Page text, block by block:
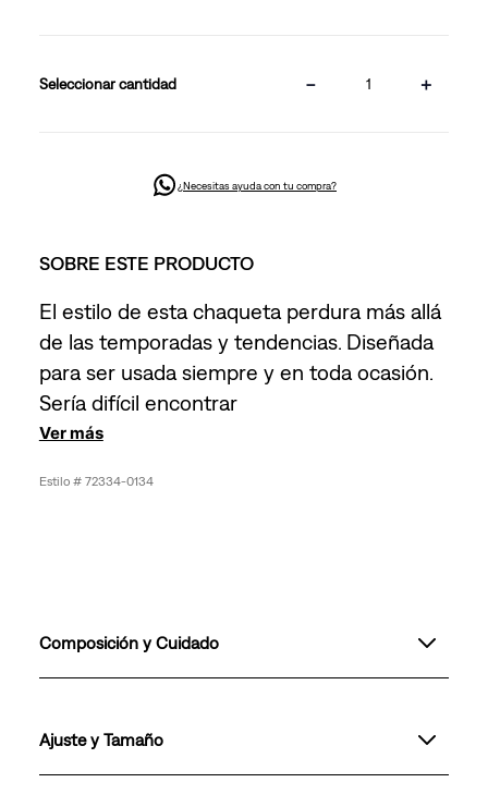
cantidad ＋
－
¿Necesitas ayuda con tu compra?
SOBRE ESTE PRODUCTO
El estilo de esta chaqueta perdura más allá
de las temporadas y tendencias. Diseñada
para ser usada siempre y en toda ocasión.
Sería difícil encontrar
Ver más
72334-0134
Composición y Cuidado
Ajuste y Tamaño